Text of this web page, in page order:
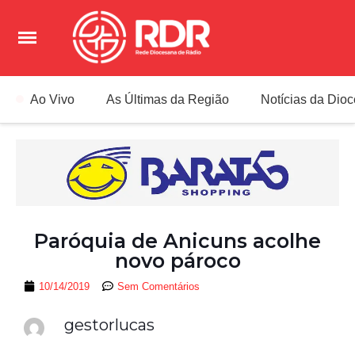
Ao Vivo As Últimas da Região Notícias da
Paróquia de Anicuns acolhe
novo pároco
10/14/2019 Sem Comentários
gestorlucas